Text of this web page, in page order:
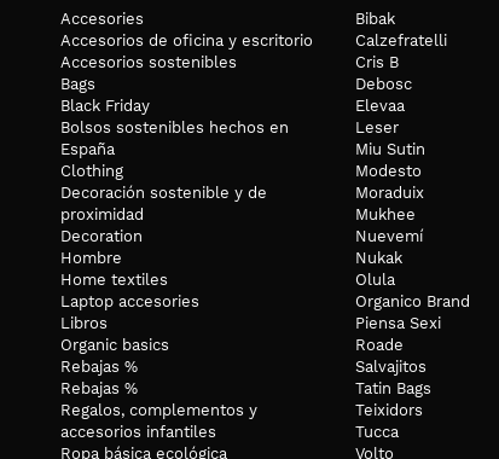
Accesories
Accesorios de oficina y escritorio
Accesorios sostenibles
Bags
Black Friday
Bolsos sostenibles hechos en
España
Clothing
Decoración sostenible y de
proximidad
Decoration
Hombre
Home textiles
Laptop accesories
Libros
Organic basics
Rebajas %
Rebajas %
Regalos, complementos y
accesorios infantiles
Ropa básica ecológica
Bibak
Calzefratelli
Cris B
Debosc
Elevaa
Leser
Miu Sutin
Modesto
Moraduix
Mukhee
Nuevemí
Nukak
Olula
Organico Brand
Piensa Sexi
Roade
Salvajitos
Tatin Bags
Teixidors
Tucca
Volto